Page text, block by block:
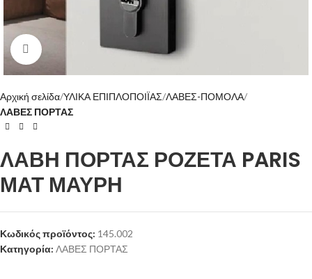
Click to enlarge
Αρχική σελίδα ΥΛΙΚΑ ΕΠΙΠΛΟΠΟΙΪΑΣ ΛΑΒΕΣ-ΠΟΜΟΛΑ
ΛΑΒΕΣ ΠΟΡΤΑΣ
ΛΑΒΗ ΠΟΡΤΑΣ ΡΟΖΕΤΑ PARIS
ΜΑΤ ΜΑΥΡΗ
Κωδικός προϊόντος: 145.002
Κατηγορία: ΛΑΒΕΣ ΠΟΡΤΑΣ